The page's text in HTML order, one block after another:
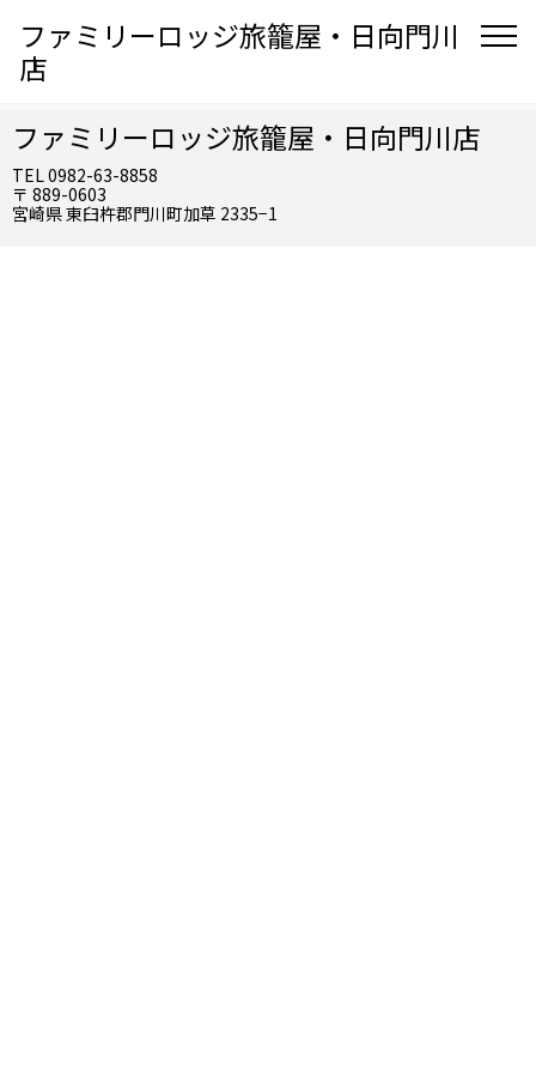
ファミリーロッジ旅籠屋・日向門川
店
ファミリーロッジ旅籠屋・日向門川店
TEL 0982-63-8858
〒 889-0603
宮崎県 東臼杵郡門川町加草 2335−1